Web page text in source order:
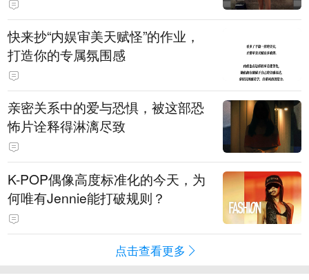
快来抄“内娱审美天赋怪”的作业，
打造你的专属氛围感
亲密关系中的爱与恐惧，被这部恐
怖片诠释得淋漓尽致
K-POP偶像高度标准化的今天，为
何唯有Jennie能打破规则？
点击查看更多